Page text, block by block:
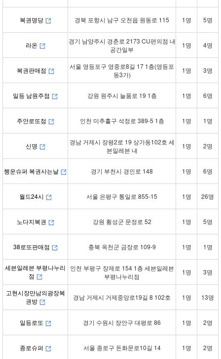
복권명당 경북 포항시 남구 오천읍 원동로 115 1명 5명
라온
경기 남양주시 경춘로 2173 CU편의점 내
공간일부
1명 4명
복권판매점
서울 영등포구 영중로8길 17 1층(영등포
동3가)
1명 3명
일등 남원주점 강원 원주시 늘품로 19 1층 1명 6명
주안로또점 인천 미추홀구 석정로 389-5 1층 1명 1명
신명
경남 거제시 장평2로 19 상가동102호 세
븐일레븐 내
1명 2명
행운슈퍼 복권사는날 경기 부천시 경인로 148 1명 6명
월드24시 서울 은평구 통일로 855-15 1명 26명
노다지복권 강원 횡성군 문정로 52 1명 5명
38로또판매점 충북 옥천군 금장로 109-9 1명 1명
세븐일레븐 부평나누리
점
인천 부평구 장제로 154 1층 세븐일레븐
부평나누리점
1명 3명
고현시장만남의광장복
권방
경남 거제시 거제중앙로19길 8 102호 1명 13명
일등로또 경기 수원시 장안구 대평로 86 1명 2명
종로슈퍼 서울 종로구 돈화문로10길 14 1명 2명